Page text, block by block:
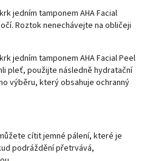
jedním tamponem AHA Facial
Roztok nenechávejte na obličeji
jedním tamponem AHA Facial Peel
pleť, použijte následně hydratační
výběru, který obsahuje ochranný
cítit jemné pálení, které je
podráždění přetrvává,